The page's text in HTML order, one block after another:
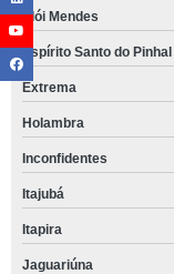
Elói Mendes
Espírito Santo do Pinhal
Extrema
Holambra
Inconfidentes
Itajubá
Itapira
Jaguariúna